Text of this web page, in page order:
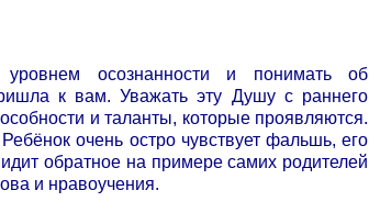
осознанности и понимать об
к вам. Уважать эту Душу с раннего
и таланты, которые проявляются.
очень остро чувствует фальшь, его
обратное на примере самих родителей
и нравоучения.